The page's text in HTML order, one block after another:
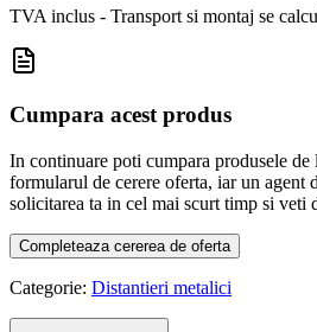
TVA inclus - Transport si montaj se
Cumpara acest produs
In continuare poti cumpara produsele de
formularul de cerere oferta, iar un agent
solicitarea ta in cel mai scurt timp si veti
Completeaza cererea de oferta
Categorie: Distantieri metalici